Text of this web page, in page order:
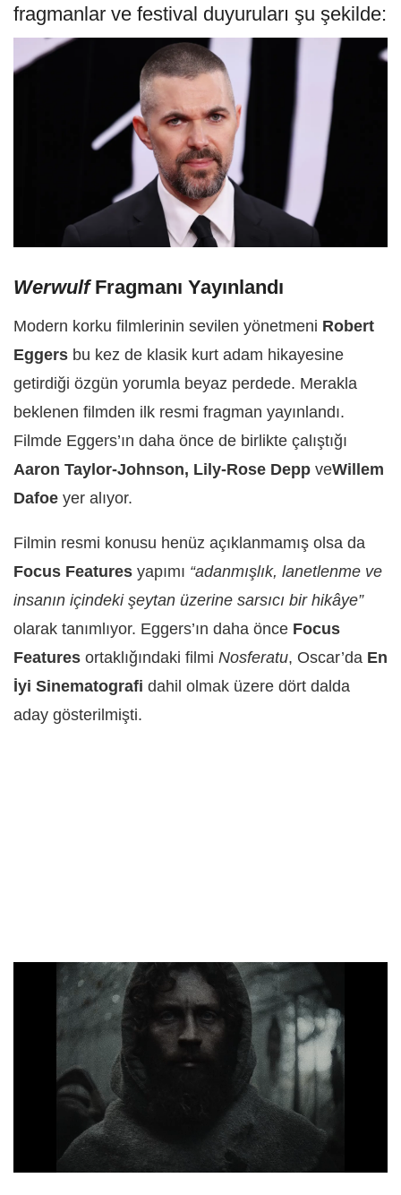
fragmanlar ve festival duyuruları şu şekilde:
WerwulfFragmanı Yayınlandı
Modern korku filmlerinin sevilen yönetmeni Robert
Eggers bu kez de klasik kurt adam hikayesine
getirdiği özgün yorumla beyaz perdede. Merakla
beklenen filmden ilk resmi fragman yayınlandı.
Filmde Eggers’ın daha önce de birlikte çalıştığı
Aaron Taylor-Johnson, Lily-Rose Depp veWillem
Dafoe yer alıyor.
Filmin resmi konusu henüz açıklanmamış olsa da
Focus Features yapımı “adanmışlık, lanetlenme ve
insanın içindeki şeytan üzerine sarsıcı bir hikâye”
olarak tanımlıyor. Eggers’ın daha önce Focus
Features ortaklığındaki filmi Nosferatu, Oscar’da En
İyi Sinematografi dahil olmak üzere dört dalda
aday gösterilmişti.